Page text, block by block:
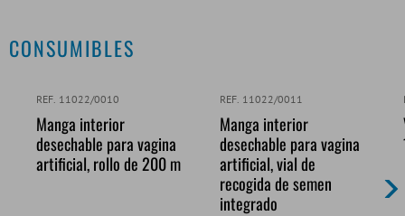
CONSUMIBLES
REF. 11022/0010
Manga interior
desechable para vagina
artificial, rollo de 200 m
REF. 11022/0011
Manga interior
desechable para vagina
artificial, vial de
recogida de semen
integrado